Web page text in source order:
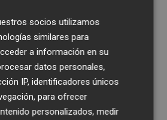
atestiguan fuentes de
que ni el perímetro
el mismotras haber
activos en balance
o el peso de algunos
siendo igual.
socios utilizamos
similares para
a información en su
datos personales,
IP, identificadores únicos
para ofrecer
personalizados, medir